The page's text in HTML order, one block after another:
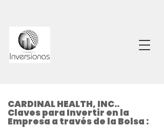
CARDINAL HEALTH, INC..
Claves para Invertir en la
Empresa a través de la Bolsa :